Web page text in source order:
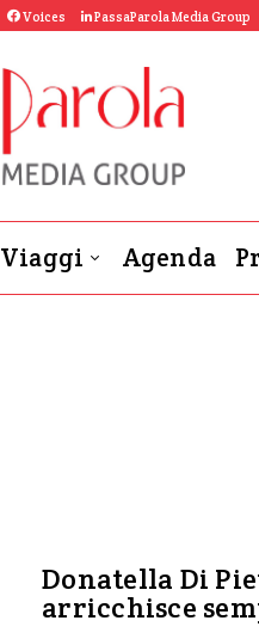
Voices PassaParola Media Group
Viaggi Agenda
Donatella Di
arricchisce